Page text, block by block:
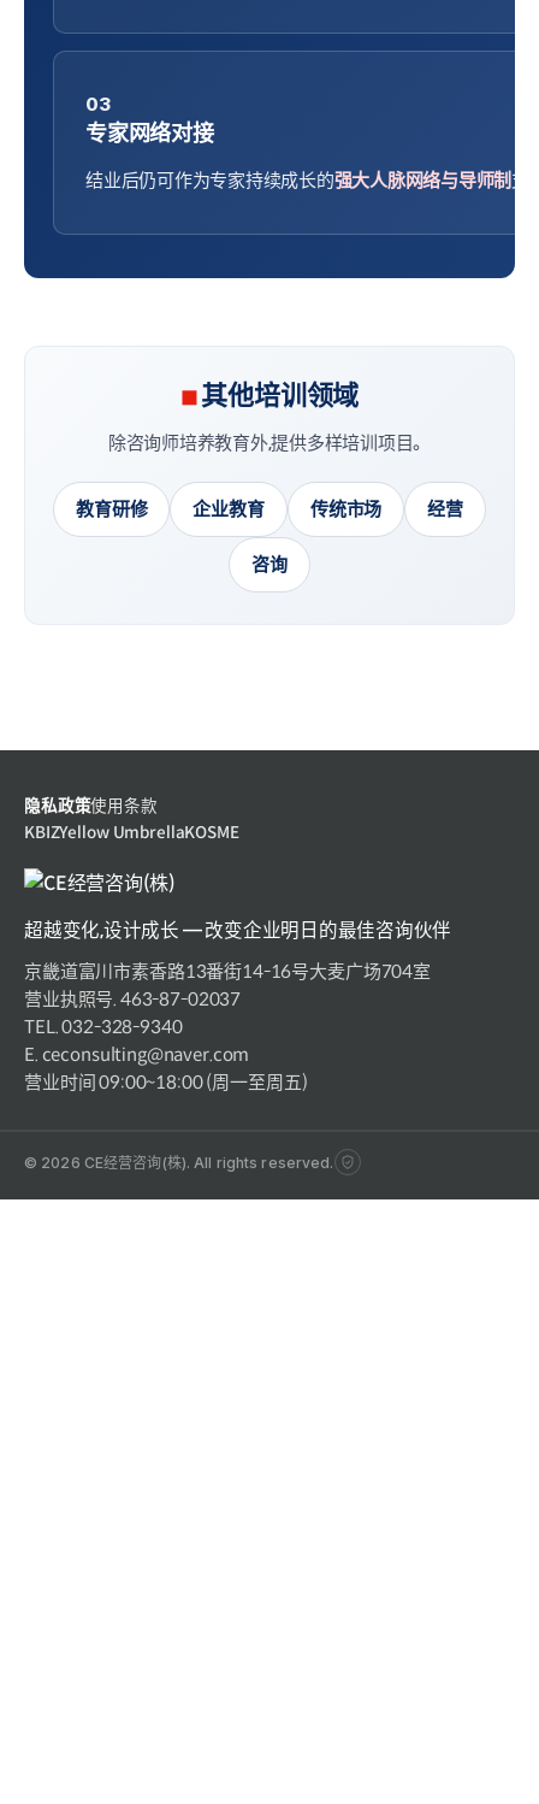
03
专家网络对接
结业后仍可作为专家持续成长的强大人脉网络与导师制 支
其他培训领域
除咨询师培养教育外,提供多样培训项目。
教育研修 企业教育 传统市场 经营
咨询
隐私政策使用条款
KBIZYellow UmbrellaKOSME
超越变化,设计成长 — 改变企业明日的最佳咨询伙伴
京畿道富川市素香路13番街14-16号大麦广场704室
营业执照号. 463-87-02037
TEL. 032-328-9340
E. ceconsulting@naver.com
营业时间 09:00~18:00 (周一至周五)
© 2026 CE经营咨询(株). All rights reserved.